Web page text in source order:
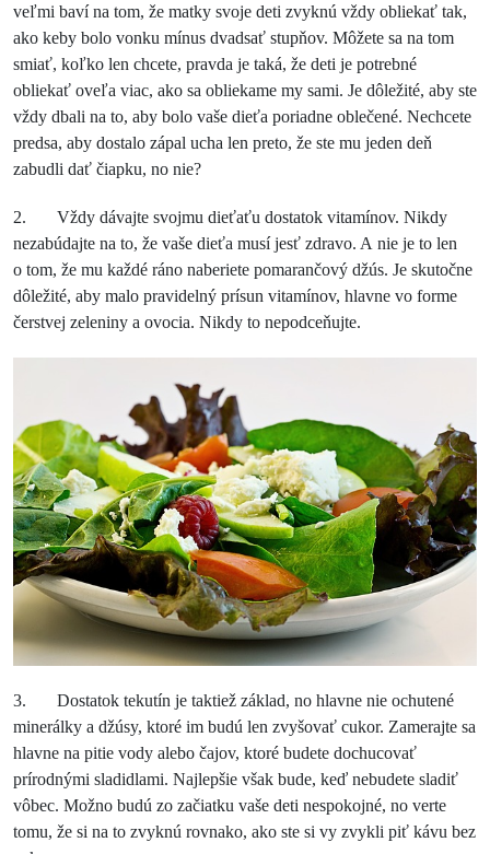
veľmi baví na tom, že matky svoje deti zvyknú vždy obliekať tak,
ako keby bolo vonku mínus dvadsať stupňov. Môžete sa na tom
smiať, koľko len chcete, pravda je taká, že deti je potrebné
obliekať oveľa viac, ako sa obliekame my sami. Je dôležité, aby ste
vždy dbali na to, aby bolo vaše dieťa poriadne oblečené. Nechcete
predsa, aby dostalo zápal ucha len preto, že ste mu jeden deň
zabudli dať čiapku, no nie?
2. Vždy dávajte svojmu dieťaťu dostatok vitamínov. Nikdy
nezabúdajte na to, že vaše dieťa musí jesť zdravo. A nie je to len
o tom, že mu každé ráno naberiete pomarančový džús. Je skutočne
dôležité, aby malo pravidelný prísun vitamínov, hlavne vo forme
čerstvej zeleniny a ovocia. Nikdy to nepodceňujte.
3. Dostatok tekutín je taktiež základ, no hlavne nie ochutené
minerálky a džúsy, ktoré im budú len zvyšovať cukor. Zamerajte sa
hlavne na pitie vody alebo čajov, ktoré budete dochucovať
prírodnými sladidlami. Najlepšie však bude, keď nebudete sladiť
vôbec. Možno budú zo začiatku vaše deti nespokojné, no verte
tomu, že si na to zvyknú rovnako, ako ste si vy zvykli piť kávu bez